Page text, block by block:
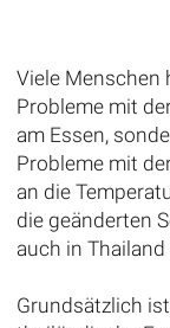
Viele Menschen
Probleme mit
am Essen,
Probleme mit
an die
die geänderten
auch in Thailand
Grundsätzlich